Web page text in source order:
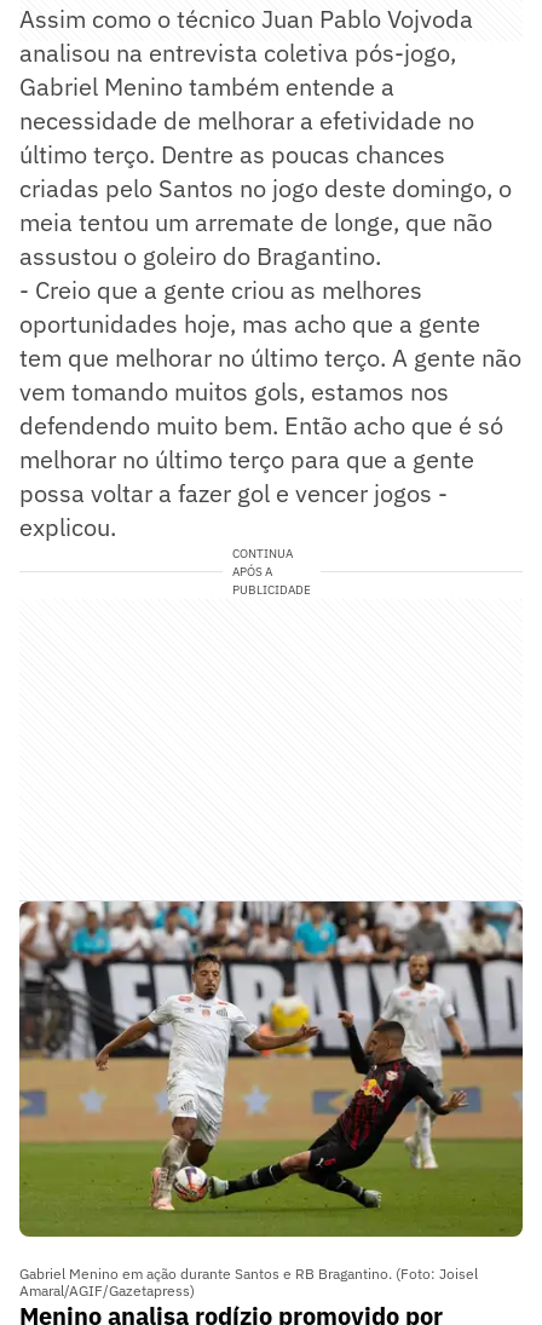
Assim como o técnico Juan Pablo Vojvoda
analisou na entrevista coletiva pós-jogo,
Gabriel Menino também entende a
necessidade de melhorar a efetividade no
último terço. Dentre as poucas chances
criadas pelo Santos no jogo deste domingo, o
meia tentou um arremate de longe, que não
assustou o goleiro do Bragantino.
- Creio que a gente criou as melhores
oportunidades hoje, mas acho que a gente
tem que melhorar no último terço. A gente não
vem tomando muitos gols, estamos nos
defendendo muito bem. Então acho que é só
melhorar no último terço para que a gente
possa voltar a fazer gol e vencer jogos -
explicou.
CONTINUA
APÓS A
PUBLICIDADE
Gabriel Menino em ação durante Santos e RB Bragantino. (Foto: Joisel
Amaral/AGIF/Gazetapress)
Menino analisa rodízio promovido por